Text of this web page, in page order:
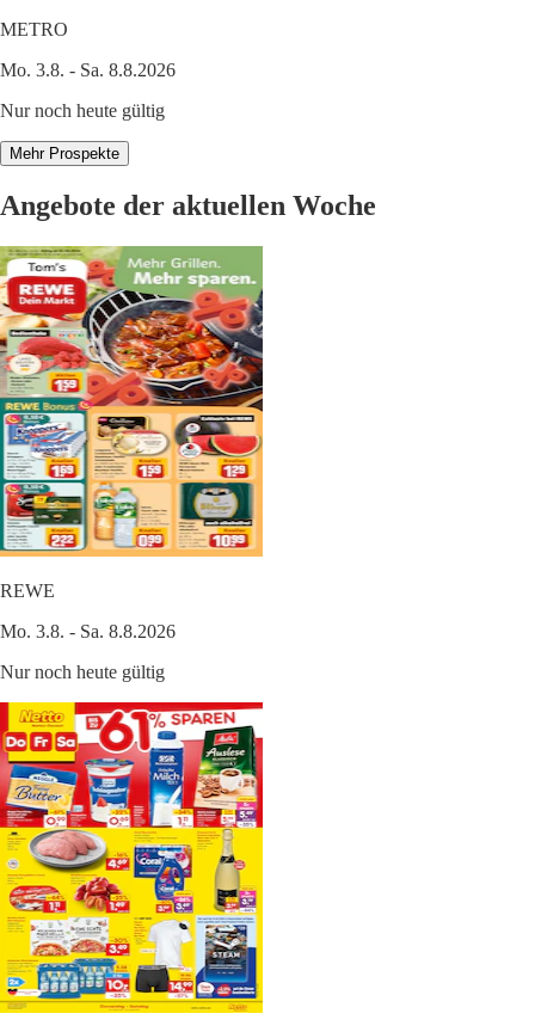
METRO
Mo. 3.8. - Sa. 8.8.2026
Nur noch heute gültig
Mehr Prospekte
Angebote der aktuellen Woche
REWE
Mo. 3.8. - Sa. 8.8.2026
Nur noch heute gültig